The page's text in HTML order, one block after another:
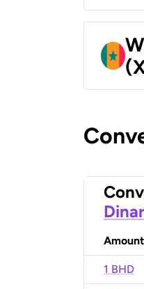
Dinar
Amount
1 BHD